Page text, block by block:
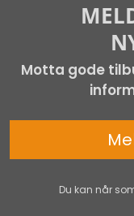
Motta gode
Du kan når